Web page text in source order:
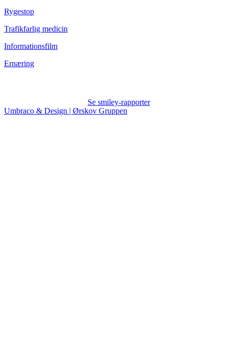
Rygestop
Trafikfarlig medicin
Informationsfilm
Ernæring
Se smiley-rapporter
Umbraco & Design | Ørskov Gruppen